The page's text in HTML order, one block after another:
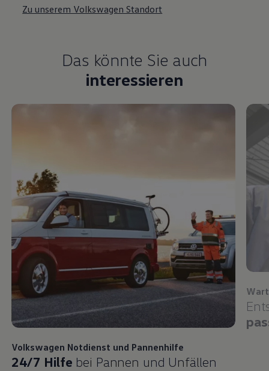
Zu unserem Volkswagen Standort
Das könnte Sie auch
interessieren
Volkswagen Notdienst und Pannenhilfe
24/7 Hilfe bei Pannen und Unfällen